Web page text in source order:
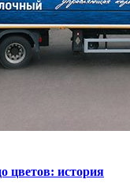
цветов: история